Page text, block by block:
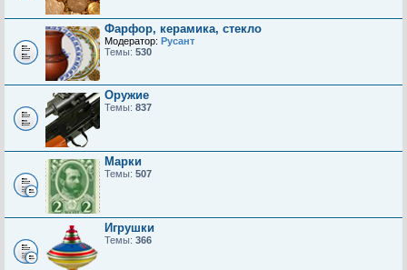
Фарфор, керамика, стекло
Модератор: Русант
Темы: 530
Оружие
Темы: 837
Марки
Темы: 507
Игрушки
Темы: 366